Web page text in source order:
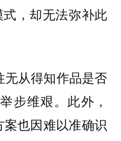
式，却无法弥补此
从得知作品是否
步维艰。此外，
案也因难以准确识